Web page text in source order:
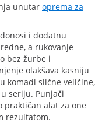
unutar oprema za
i dodatnu
a rukovanje
bez žurbe i
olakšava kasniju
komadi slične veličine,
seriju. Punjači
praktičan alat za one
rezultatom.